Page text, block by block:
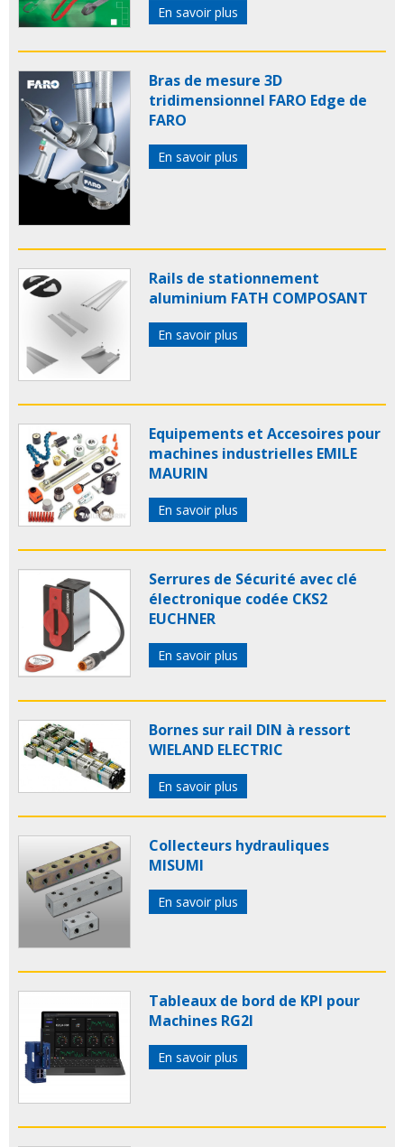
En savoir plus
Bras de mesure 3D
tridimensionnel FARO Edge de
FARO
En savoir plus
Rails de stationnement
aluminium FATH COMPOSANT
En savoir plus
Equipements et Accesoires pour
machines industrielles EMILE
MAURIN
En savoir plus
Serrures de Sécurité avec clé
électronique codée CKS2
EUCHNER
En savoir plus
Bornes sur rail DIN à ressort
WIELAND ELECTRIC
En savoir plus
Collecteurs hydrauliques
MISUMI
En savoir plus
Tableaux de bord de KPI pour
Machines RG2I
En savoir plus